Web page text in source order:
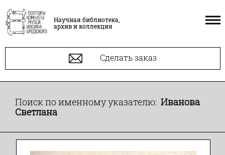
Научная библиотека,
архив и коллекция
Сделать заказ
Поиск по именному указателю: Иванова
Светлана